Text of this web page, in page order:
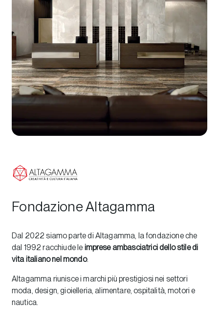
Fondazione Altagamma
Dal 2022 siamo parte di Altagamma, la fondazione che
dal 1992 racchiude le imprese ambasciatrici dello stile di
vita italiano nel mondo.
Altagamma riunisce i marchi più prestigiosi nei settori
moda, design, gioielleria, alimentare, ospitalità, motori e
nautica.